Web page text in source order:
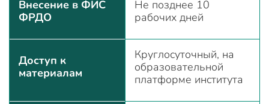
Внесение в ФИС
ФРДО
Не позднее 10
рабочих дней
Доступ к
материалам
Круглосуточный, на
образовательной
платформе института